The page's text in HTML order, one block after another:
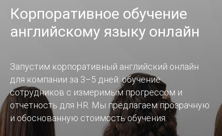
Корпоративное обучение
английскому языку онлайн
Запустим корпоративный английский онлайн
для компании за 3–5 дней: обучение
сотрудников с измеримым прогрессом и
отчетность для HR. Мы предлагаем прозрачную
и обоснованную стоимость обучения.